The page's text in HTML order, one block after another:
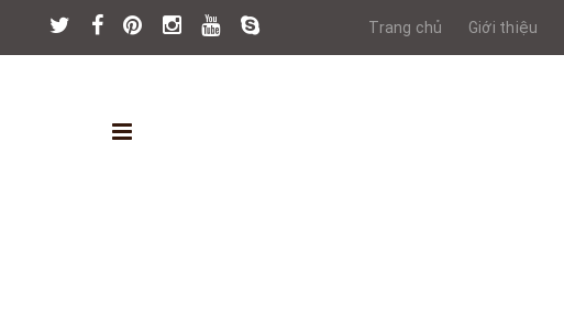
Trang chủ Giới thiệu